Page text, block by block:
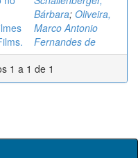
Bárbara; Oliveira,
Marco Antonio
Fernandes de
1 a 1 de 1